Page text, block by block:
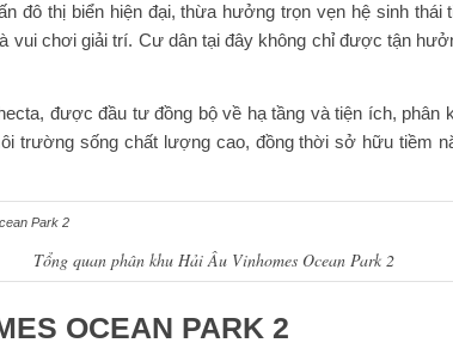
đô thị biển hiện đại, thừa hưởng trọn vẹn hệ sinh thái
chơi giải trí. Cư dân tại đây không chỉ được tận
được đầu tư đồng bộ về hạ tầng và tiện ích,
trường sống chất lượng cao, đồng thời sở hữu tiềm
Tổng quan phân khu Hải Âu Vinhomes Ocean Park 2
OCEAN PARK 2